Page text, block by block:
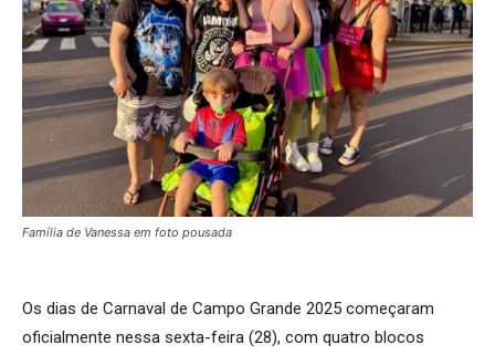
Família de Vanessa em foto pousada
Os dias de Carnaval de Campo Grande 2025 começaram
oficialmente nessa sexta-feira (28), com quatro blocos